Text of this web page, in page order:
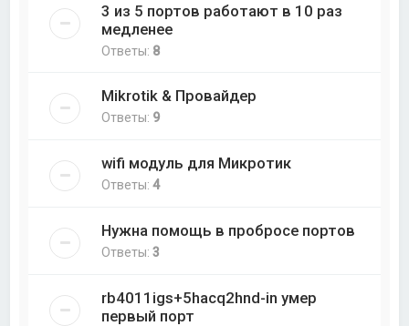
3 из 5 портов работают в 10 раз
медленее
Ответы: 8
Mikrotik & Провайдер
Ответы: 9
wifi модуль для Микротик
Ответы:4
Нужна помощь в пробросе портов
Ответы:3
rb4011igs+5hacq2hnd-in умер
первый порт